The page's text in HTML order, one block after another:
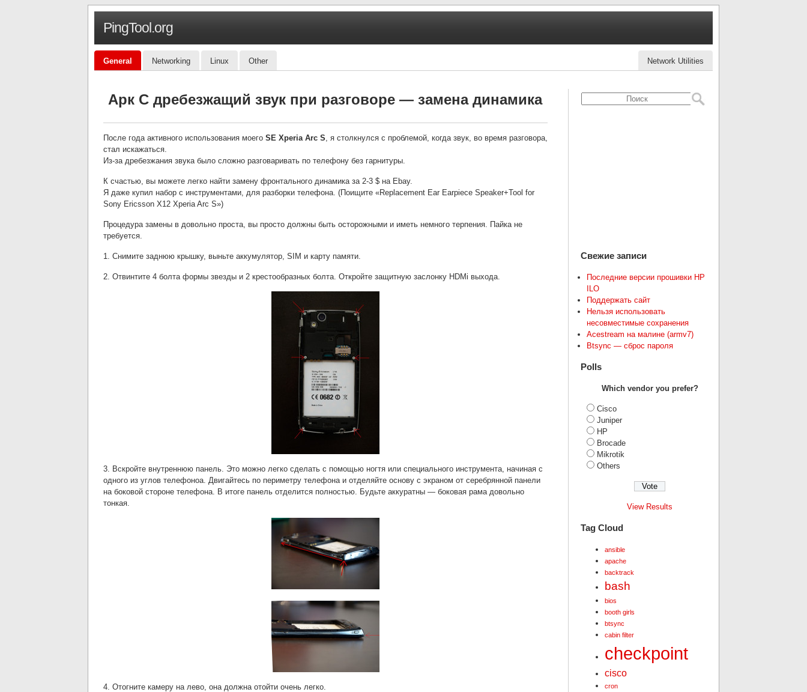
PingTool.org
General Networking Linux Other Network Utilities
Арк С дребезжащий звук при разговоре — замена динамика
После года активного использования моего SE Xperia Arc S, я столкнулся с проблемой, когда звук, во время разговора,
стал искажаться.
Из-за дребезжания звука было сложно разговаривать по телефону без гарнитуры.
К счастью, вы можете легко найти замену фронтального динамика за 2-3 $ на Ebay.
Я даже купил набор с инструментами, для разборки телефона. (Поищите «Replacement Ear Earpiece Speaker+Tool for
Sony Ericsson X12 Xperia Arc S»)
Процедура замены в довольно проста, вы просто должны быть осторожными и иметь немного терпения. Пайка не
требуется.
1. Снимите заднюю крышку, выньте аккумулятор, SIM и карту памяти.
2. Отвинтите 4 болта формы звезды и 2 крестообразных болта. Откройте защитную заслонку HDMi выхода.
3. Вскройте внутреннюю панель. Это можно легко сделать с помощью ногтя или специального инструмента, начиная с
одного из углов телефоноа. Двигайтесь по периметру телефона и отделяйте основу с экраном от серебрянной панели
на боковой стороне телефона. В итоге панель отделится полностью. Будьте аккуратны — боковая рама довольно
тонкая.
4. Отогните камеру на лево, она должна отойти очень легко.
Свежие записи
Последние версии прошивки HP
ILO
Поддержать сайт
Нельзя использовать
несовместимые сохранения
Acestream на малине (armv7)
Btsync — сброс пароля
Polls
Which vendor you prefer?
Cisco
Juniper
HP
Brocade
Mikrotik
Others
View Results
Tag Cloud
ansible
apache
backtrack
bash
bios
booth girls
btsync
cabin filter
checkpoint
cisco
cron